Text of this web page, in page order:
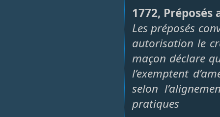
1772,
Les préposés
autorisation le
maçon déclare
l’exemptent
selon
pratiques